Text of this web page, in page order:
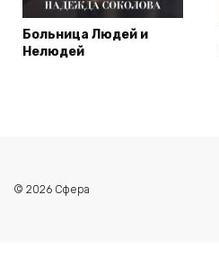
Больница Людей и
Нелюдей
© 2026 Сфера